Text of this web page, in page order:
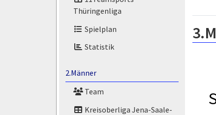
Thüringenliga
Spielplan
Statistik
2.Männer
Team
Kreisoberliga Jena-Saale-